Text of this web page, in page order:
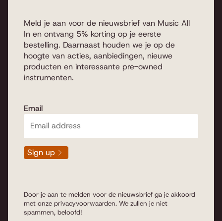
Meld je aan voor de nieuwsbrief van Music All
In en ontvang 5% korting op je eerste
bestelling. Daarnaast houden we je op de
hoogte van acties, aanbiedingen, nieuwe
producten en interessante pre-owned
instrumenten.
Email
Sign up
Door je aan te melden voor de nieuwsbrief ga je akkoord
met onze privacyvoorwaarden. We zullen je niet
spammen, beloofd!